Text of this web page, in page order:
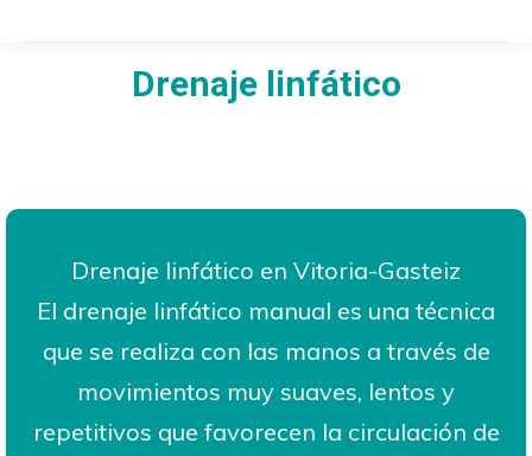
Drenaje linfático
Estás aquí:
Drenaje linfático en Vitoria-Gasteiz
El drenaje linfático manual es una técnica
que se realiza con las manos a través de
movimientos muy suaves, lentos y
repetitivos que favorecen la circulación de